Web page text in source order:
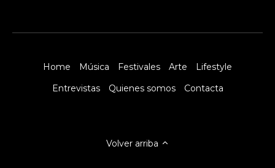
Home Música Festivales Arte
Lifestyle
Entrevistas
Quienes somos Contacta
Volver arriba